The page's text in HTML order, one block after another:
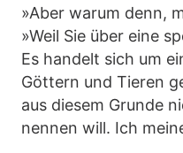
»Aber warum denn,
»Weil Sie über eine
Es handelt sich um
Göttern und Tieren
aus diesem Grunde
nennen will. Ich